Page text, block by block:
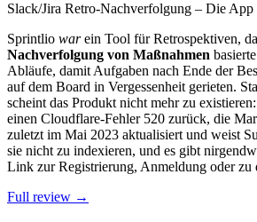
Slack/Jira Retro-Nachverfolgung – Die App
Sprintlio warein Tool für Retrospektiven,
Nachverfolgung von Maßnahmen
Abläufe, damit Aufgaben nach Ende der
auf dem Board in Vergessenheit gerieten.
scheint das Produkt nicht mehr zu
einen Cloudflare-Fehler 520 zurück, die
zuletzt im Mai 2023 aktualisiert und weist
sie nicht zu indexieren, und es gibt
Link zur Registrierung, Anmeldung oder zu
Full review →